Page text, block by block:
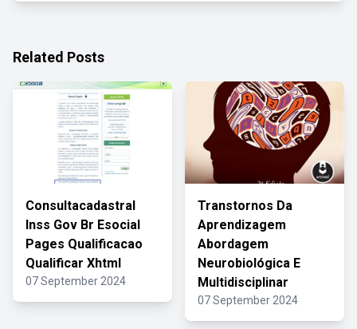
Related Posts
Consultacadastral
Inss Gov Br Esocial
Pages Qualificacao
Qualificar Xhtml
07 September 2024
Transtornos Da
Aprendizagem
Abordagem
Neurobiológica E
Multidisciplinar
07 September 2024